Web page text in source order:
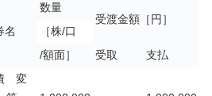
名
数量
受渡金額［円］
［株/口
/額面］
受取 支払
変